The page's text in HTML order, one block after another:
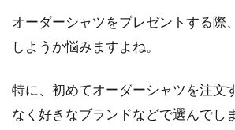
オーダーシャツをプレゼントする際
しようか悩みますよね。
特に、初めてオーダーシャツを注文
なく好きなブランドなどで選んでし